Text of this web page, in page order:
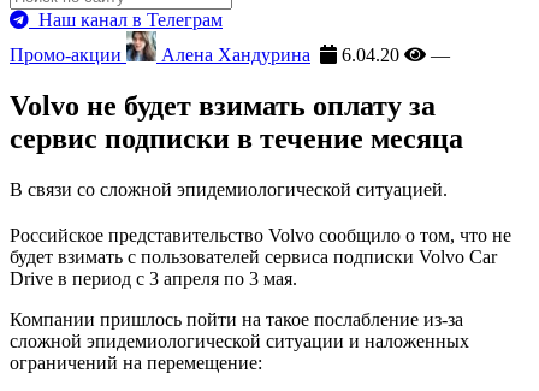
Наш канал в Телеграм
Промо-акции
Алена Хандурина 6.04.20 —
Volvo не будет взимать оплату за
сервис подписки в течение месяца
В связи со сложной эпидемиологической ситуацией.
Российское представительство Volvo сообщило о том, что не
будет взимать с пользователей сервиса подписки Volvo Car
Drive в период с 3 апреля по 3 мая.
Компании пришлось пойти на такое послабление из-за
сложной эпидемиологической ситуации и наложенных
ограничений на перемещение: